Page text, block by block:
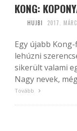
KONG:
HUJBI 2017.
Egy újabb
lehúzni
sikerült valami
Nagy nevek,
Tovább